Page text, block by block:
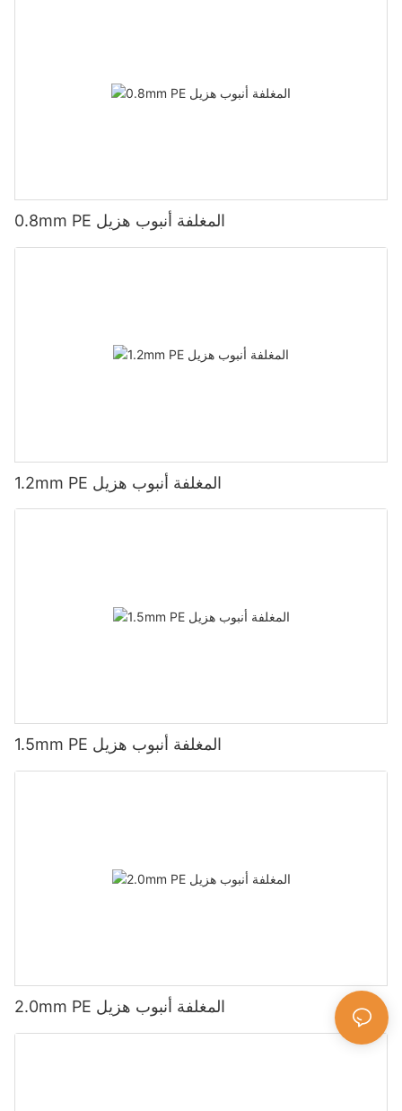
0.8mm PE المغلفة أنبوب هزيل
1.2mm PE المغلفة أنبوب هزيل
1.5mm PE المغلفة أنبوب هزيل
2.0mm PE المغلفة أنبوب هزيل